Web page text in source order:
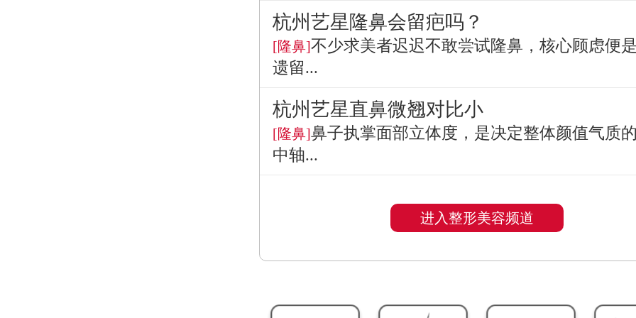
杭州艺星隆鼻会留疤吗？
[隆鼻]不少求美者迟迟不敢尝试隆鼻，核心顾虑便
遗留...
杭州艺星直鼻微翘对比小
[隆鼻]鼻子执掌面部立体度，是决定整体颜值气质
中轴...
进入整形美容频道